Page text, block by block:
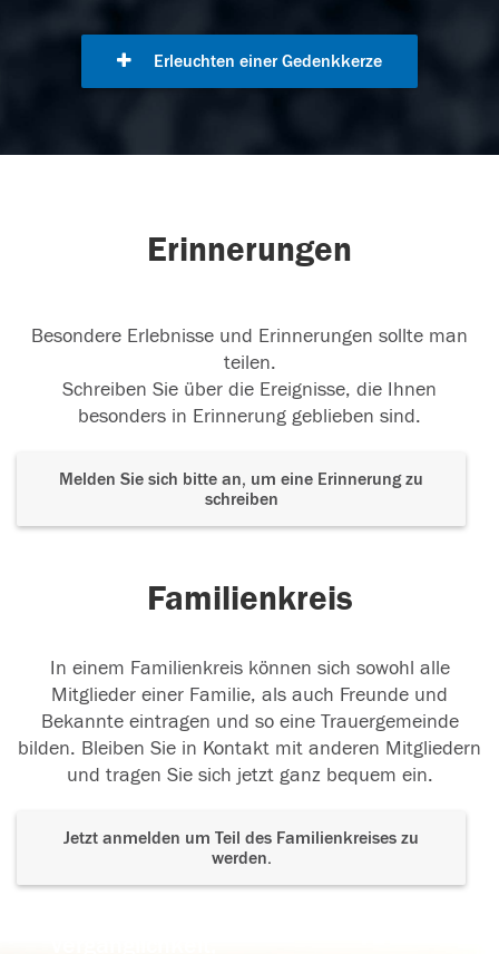
Erleuchten einer Gedenkkerze
Erinnerungen
Besondere Erlebnisse und Erinnerungen sollte man
teilen.
Schreiben Sie über die Ereignisse, die Ihnen
besonders in Erinnerung geblieben sind.
Melden Sie sich bitte an, um eine Erinnerung zu
schreiben
Familienkreis
In einem Familienkreis können sich sowohl alle
Mitglieder einer Familie, als auch Freunde und
Bekannte eintragen und so eine Trauergemeinde
bilden. Bleiben Sie in Kontakt mit anderen Mitgliedern
und tragen Sie sich jetzt ganz bequem ein.
Jetzt anmelden um Teil des Familienkreises zu
werden.